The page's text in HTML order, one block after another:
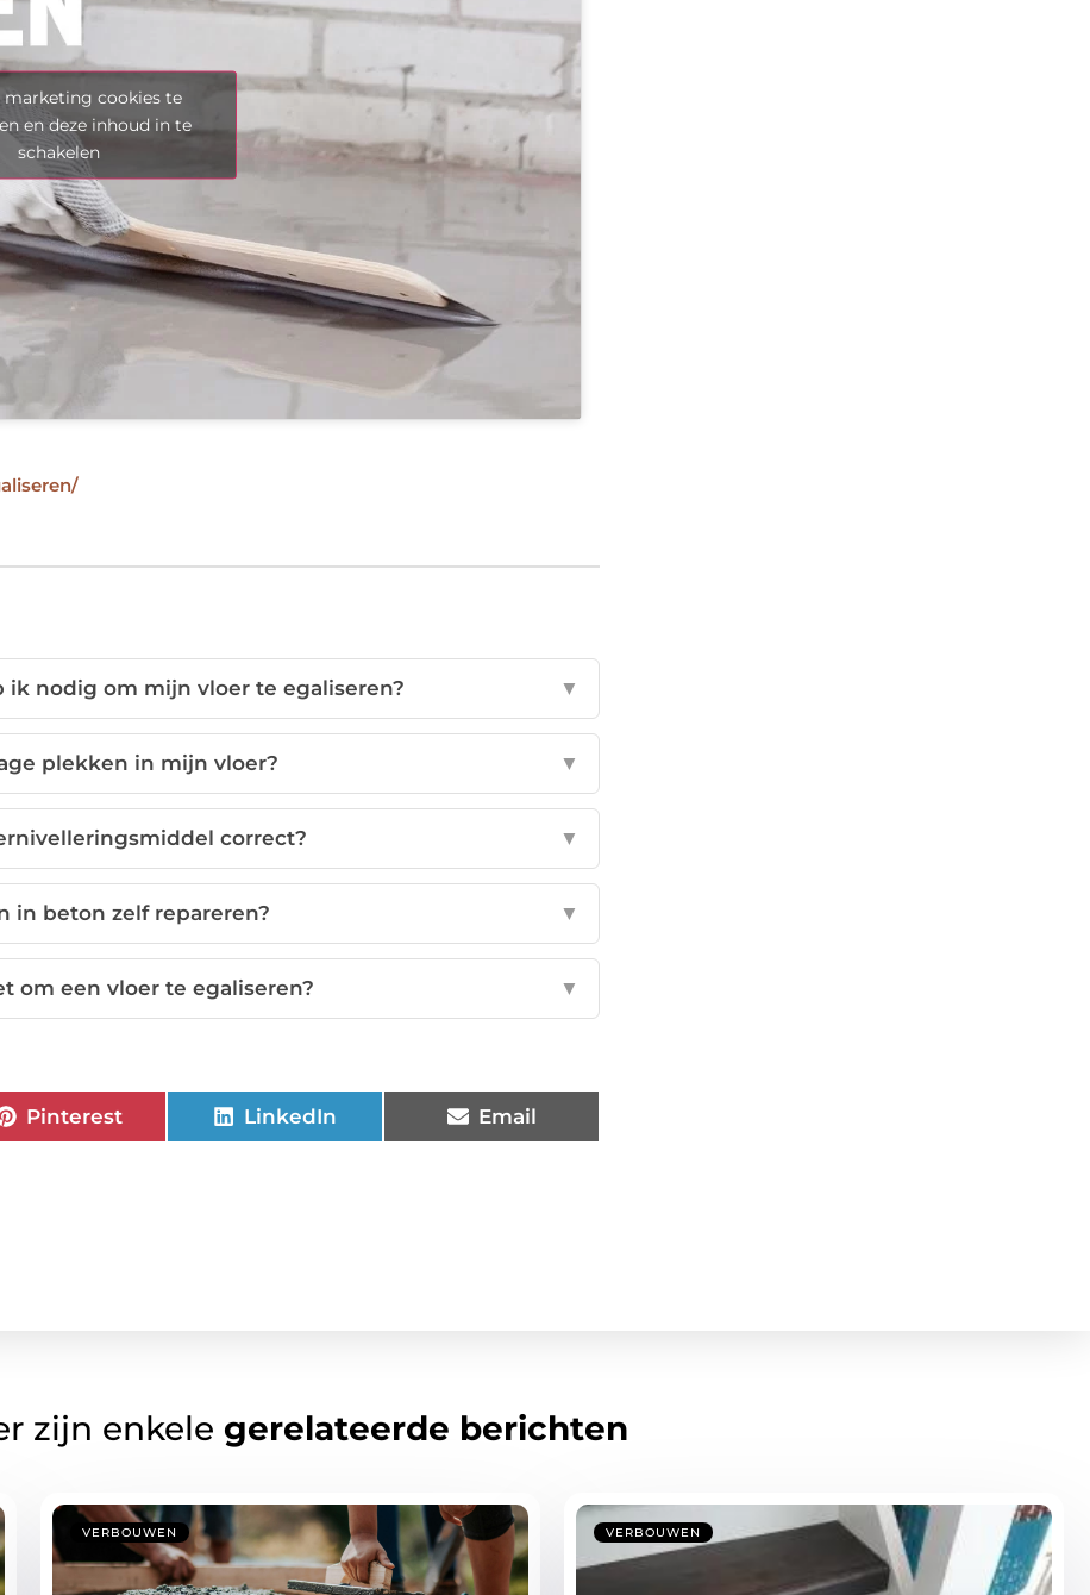
marketing cookies te
en deze inhoud in te
schakelen
ik nodig om mijn vloer te egaliseren? ▼
plekken in mijn vloer? ▼
correct? ▼
in beton zelf repareren? ▼
om een vloer te egaliseren? ▼
Pinterest LinkedIn Email
zijn enkele gerelateerde berichten
VERBOUWEN VERBOUWEN